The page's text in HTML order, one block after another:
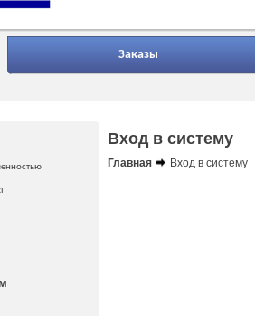
Заказы
Вход в систему
Главная
Вход в систему